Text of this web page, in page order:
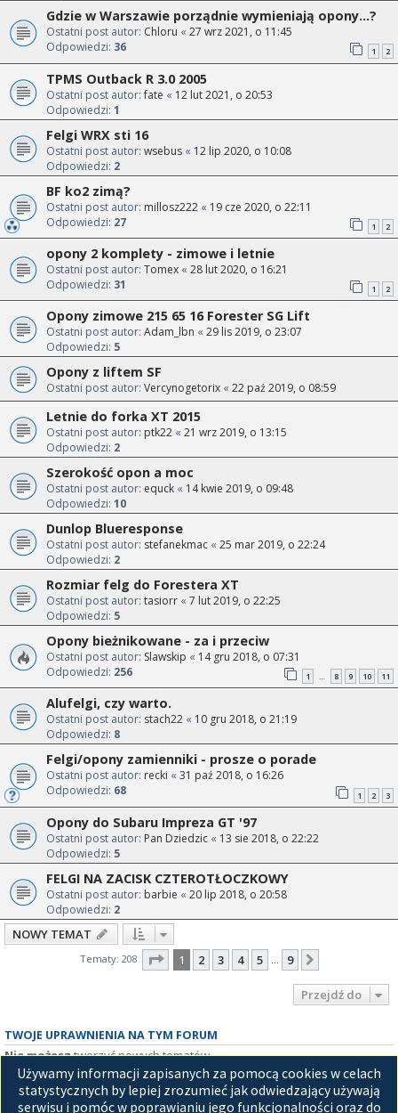
Gdzie w Warszawie porządnie wymieniają opony...?
Ostatni post autor: Chloru « 27 wrz 2021, o 11:45
Odpowiedzi: 36 1 2
TPMS Outback R 3.0 2005
Ostatni post autor:fate « 12 lut 2021, o 20:53
Odpowiedzi: 1
Felgi WRX sti 16
Ostatni post autor: wsebus « 12 lip 2020, o 10:08
Odpowiedzi: 2
BF ko2 zimą?
Ostatni post autor: millosz222 « 19 cze 2020, o 22:11
Odpowiedzi: 27 1 2
opony 2 komplety - zimowe i letnie
Ostatni post autor: Tomex « 28 lut 2020, o 16:21
Odpowiedzi: 31 1 2
Opony zimowe 215 65 16 Forester SG Lift
Ostatni post autor: Adam_lbn « 29 lis 2019, o 23:07
Odpowiedzi: 5
Opony z liftem SF
Ostatni post autor: Vercynogetorix « 22 paź 2019, o 08:59
Letnie do forka XT 2015
Ostatni post autor: ptk22 « 21 wrz 2019, o 13:15
Odpowiedzi: 2
Szerokość opon a moc
Ostatni post autor: equck « 14 kwie 2019, o 09:48
Odpowiedzi: 10
Dunlop Blueresponse
Ostatni post autor: stefanekmac « 25 mar 2019, o 22:24
Odpowiedzi: 2
Rozmiar felg do Forestera XT
Ostatni post autor: tasiorr « 7 lut 2019, o 22:25
Odpowiedzi: 5
Opony bieżnikowane - za i przeciw
Ostatni post autor: Slawskip « 14 gru 2018, o 07:31
Odpowiedzi: 256 1 … 8 9 10 11
Alufelgi, czy warto.
Ostatni post autor: stach22 « 10 gru 2018, o 21:19
Odpowiedzi: 8
Felgi/opony zamienniki - prosze o porade
Ostatni post autor: recki « 31 paź 2018, o 16:26
Odpowiedzi: 68 1 2 3
Opony do Subaru Impreza GT '97
Ostatni post autor: Pan Dziedzic « 13 sie 2018, o 22:22
Odpowiedzi: 5
FELGI NA ZACISK CZTEROTŁOCZKOWY
Ostatni post autor: barbie « 20 lip 2018, o 20:58
Odpowiedzi: 2
NOWY TEMAT
Tematy: 208 Strona z9
1 2 3 4 5 … 9
Przejdź do
TWOJE UPRAWNIENIA NA TYM FORUM
Nie możesztworzyć nowych tematów
Nie możeszodpowiadać w tematach
Nie możeszzmieniać swoich postów
Nie możeszusuwać swoich postów
Używamy informacji zapisanych za pomocą cookies w celach
statystycznych by lepiej zrozumieć jak odwiedzający używają
serwisu i pomóc w poprawianiu jego funkcjonalności oraz do